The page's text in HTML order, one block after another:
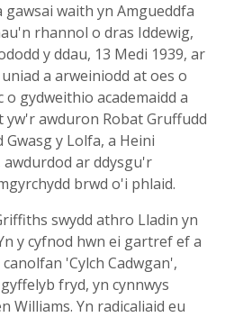
waith yn Amgueddfa
rhannol o dras Iddewig,
y ddau, 13 Medi 1939, ar
a arweiniodd at oes o
gydweithio academaidd a
yw'r awduron Robat Gruffudd
Gwasg y Lolfa, a Heini
awdurdod ar ddysgu'r
brwd o'i phlaid.
swydd athro Lladin yn
y cyfnod hwn ei gartref ef a
'Cylch Cadwgan',
fryd, yn cynnwys
Williams. Yn radicaliaid eu